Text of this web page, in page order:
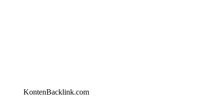
KontenBacklink.com